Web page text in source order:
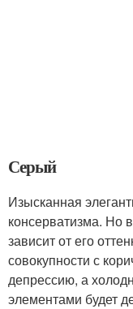
Серый
Изысканная
консерватизма. Но
зависит от его
совокупности с
депрессию, а
элементами будет